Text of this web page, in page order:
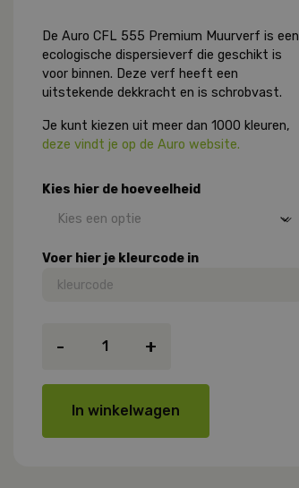
De Auro CFL 555 Premium Muurverf is een
ecologische dispersieverf die geschikt is
voor binnen. Deze verf heeft een
uitstekende dekkracht en is schrobvast.
Je kunt kiezen uit meer dan 1000 kleuren,
deze vindt je op de Auro website.
Kies hier de hoeveelheid
Voer hier je kleurcode in
-
555
Premium
muurverf
+
In winkelwagen